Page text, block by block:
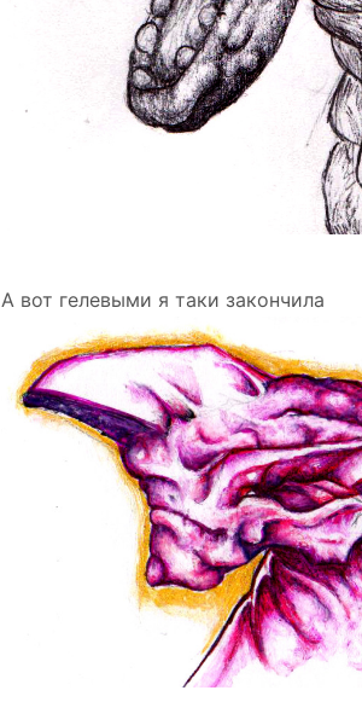
А вот гелевыми я таки закончила